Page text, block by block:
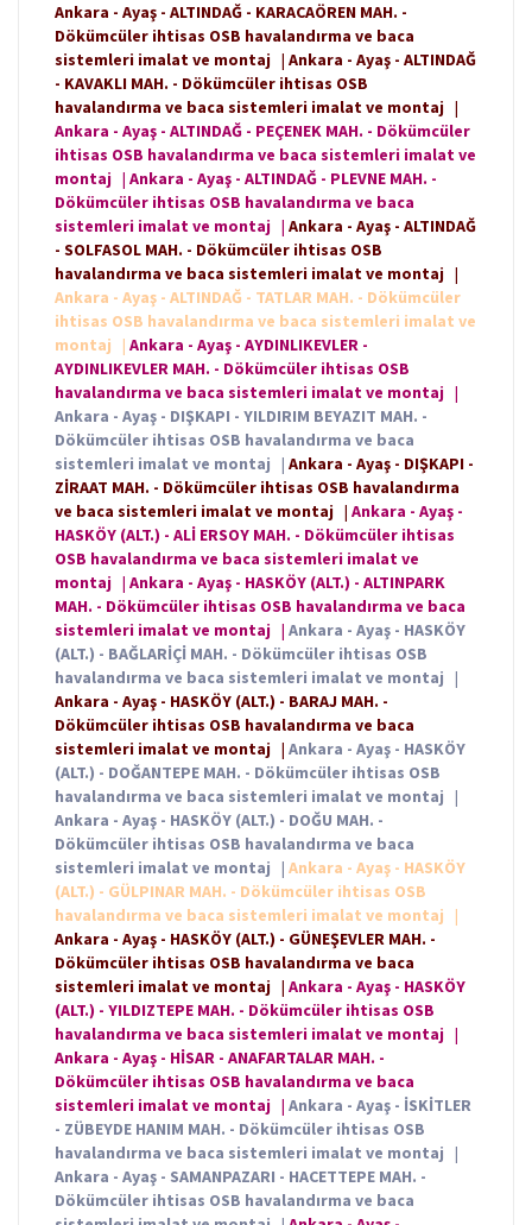
Ankara - Ayaş - ALTINDAĞ - KARACAÖREN MAH. -
Dökümcüler ihtisas OSB havalandırma ve baca
sistemleri imalat ve montaj | Ankara - Ayaş - ALTINDAĞ
- KAVAKLI MAH. - Dökümcüler ihtisas OSB
havalandırma ve baca sistemleri imalat ve montaj |
Ankara - Ayaş - ALTINDAĞ - PEÇENEK MAH. - Dökümcüler
ihtisas OSB havalandırma ve baca sistemleri imalat ve
montaj | Ankara - Ayaş - ALTINDAĞ - PLEVNE MAH. -
Dökümcüler ihtisas OSB havalandırma ve baca
sistemleri imalat ve montaj | Ankara - Ayaş - ALTINDAĞ
- SOLFASOL MAH. - Dökümcüler ihtisas OSB
havalandırma ve baca sistemleri imalat ve montaj |
Ankara - Ayaş - ALTINDAĞ - TATLAR MAH. - Dökümcüler
ihtisas OSB havalandırma ve baca sistemleri imalat ve
montaj
| Ankara - Ayaş - AYDINLIKEVLER -
AYDINLIKEVLER MAH. - Dökümcüler ihtisas OSB
havalandırma ve baca sistemleri imalat ve montaj |
Ankara - Ayaş - DIŞKAPI - YILDIRIM BEYAZIT MAH. -
Dökümcüler ihtisas OSB havalandırma ve baca
sistemleri imalat ve montaj | Ankara - Ayaş - DIŞKAPI -
ZİRAAT MAH. - Dökümcüler ihtisas OSB havalandırma
ve baca sistemleri imalat ve montaj | Ankara - Ayaş -
HASKÖY (ALT.) - ALİ ERSOY MAH. - Dökümcüler ihtisas
OSB havalandırma ve baca sistemleri imalat ve
montaj | Ankara - Ayaş - HASKÖY (ALT.) - ALTINPARK
MAH. - Dökümcüler ihtisas OSB havalandırma ve baca
sistemleri imalat ve montaj | Ankara - Ayaş - HASKÖY
(ALT.) - BAĞLARİÇİ MAH. - Dökümcüler ihtisas OSB
havalandırma ve baca sistemleri imalat ve montaj |
Ankara - Ayaş - HASKÖY (ALT.) - BARAJ MAH. -
Dökümcüler ihtisas OSB havalandırma ve baca
sistemleri imalat ve montaj | Ankara - Ayaş - HASKÖY
(ALT.) - DOĞANTEPE MAH. - Dökümcüler ihtisas OSB
havalandırma ve baca sistemleri imalat ve montaj |
Ankara - Ayaş - HASKÖY (ALT.) - DOĞU MAH. -
Dökümcüler ihtisas OSB havalandırma ve baca
sistemleri imalat ve montaj | Ankara - Ayaş - HASKÖY
(ALT.) - GÜLPINAR MAH. - Dökümcüler ihtisas OSB
havalandırma ve baca sistemleri imalat ve montaj
|
Ankara - Ayaş - HASKÖY (ALT.) - GÜNEŞEVLER MAH. -
Dökümcüler ihtisas OSB havalandırma ve baca
sistemleri imalat ve montaj | Ankara - Ayaş - HASKÖY
(ALT.) - YILDIZTEPE MAH. - Dökümcüler ihtisas OSB
havalandırma ve baca sistemleri imalat ve montaj |
Ankara - Ayaş - HİSAR - ANAFARTALAR MAH. -
Dökümcüler ihtisas OSB havalandırma ve baca
sistemleri imalat ve montaj | Ankara - Ayaş - İSKİTLER
- ZÜBEYDE HANIM MAH. - Dökümcüler ihtisas OSB
havalandırma ve baca sistemleri imalat ve montaj |
Ankara - Ayaş - SAMANPAZARI - HACETTEPE MAH. -
Dökümcüler ihtisas OSB havalandırma ve baca